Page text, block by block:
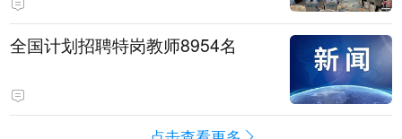
全国计划招聘特岗教师8954名